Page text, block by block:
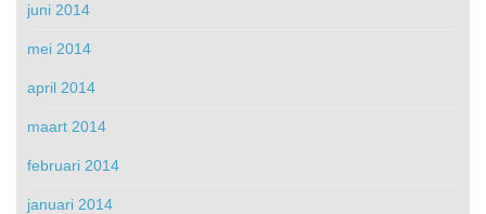
juni 2014
mei 2014
april 2014
maart 2014
februari 2014
januari 2014